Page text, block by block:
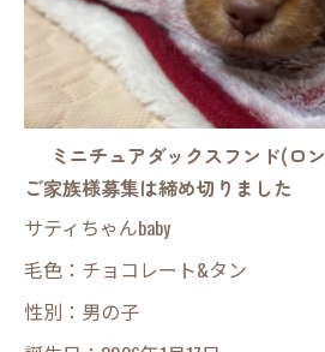
ミニチュアダックスフンド(ロ
ご家族様募集は締め切りました
サティちゃんbaby
毛色：チョコレート&タン
性別：男の子